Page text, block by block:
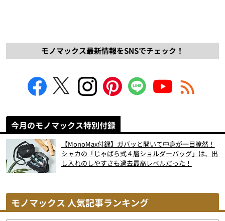
モノマックス最新情報をSNSでチェック！
今月のモノマックス特別付録
【MonoMax付録】ガバッと開いて中身が一目瞭然！
シャカの「じゃばら式４層ショルダーバッグ」は、出
し入れのしやすさも過去最高レベルだった！
モノマックス 人気記事ランキング